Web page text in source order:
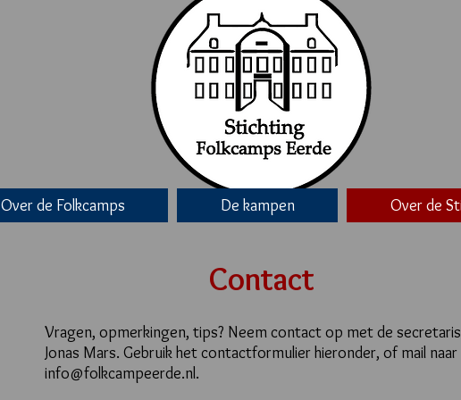
Over de Folkcamps De kampen Over de
Contact
Vragen, opmerkingen, tips? Neem contact op met de
Jonas Mars. Gebruik het contactformulier hieronder, of mail naar
info@folkcampeerde.nl.